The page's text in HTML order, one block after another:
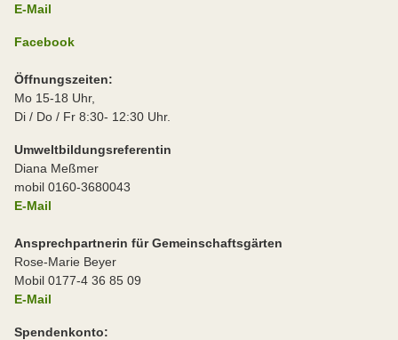
E-Mail
Facebook
Öffnungszeiten:
Mo 15-18 Uhr,
Di / Do / Fr 8:30- 12:30 Uhr.
Umweltbildungsreferentin
Diana Meßmer
mobil 0160-3680043
E-Mail
Ansprechpartnerin für Gemeinschaftsgärten
Rose-Marie Beyer
Mobil 0177-4 36 85 09
E-Mail
Spendenkonto: